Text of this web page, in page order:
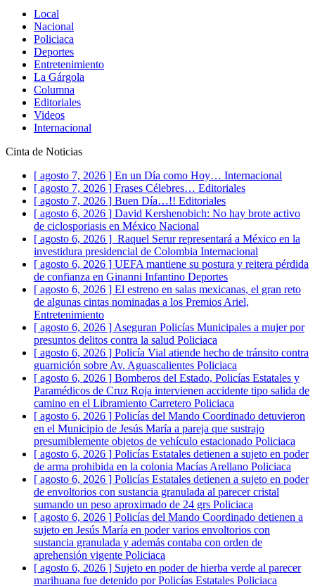
Local
Nacional
Policiaca
Deportes
Entretenimiento
La Gárgola
Columna
Editoriales
Videos
Internacional
Cinta de Noticias
[ agosto 7, 2026 ] En un Día como Hoy… Internacional
[ agosto 7, 2026 ] Frases Célebres… Editoriales
[ agosto 7, 2026 ] Buen Día…!! Editoriales
[ agosto 6, 2026 ] David Kershenobich: No hay brote activo
de ciclosporiasis en México Nacional
[ agosto 6, 2026 ] Raquel Serur representará a México en la
investidura presidencial de Colombia Internacional
[ agosto 6, 2026 ] UEFA mantiene su postura y reitera pérdida
de confianza en Ginanni Infantino Deportes
[ agosto 6, 2026 ] El estreno en salas mexicanas, el gran reto
de algunas cintas nominadas a los Premios Ariel,
Entretenimiento
[ agosto 6, 2026 ] Aseguran Policías Municipales a mujer por
presuntos delitos contra la salud Policiaca
[ agosto 6, 2026 ] Policía Vial atiende hecho de tránsito contra
guarnición sobre Av. Aguascalientes Policiaca
[ agosto 6, 2026 ] Bomberos del Estado, Policías Estatales y
Paramédicos de Cruz Roja intervienen accidente tipo salida de
camino en el Libramiento Carretero Policiaca
[ agosto 6, 2026 ] Policías del Mando Coordinado detuvieron
en el Municipio de Jesús María a pareja que sustrajo
presumiblemente objetos de vehículo estacionado Policiaca
[ agosto 6, 2026 ] Policías Estatales detienen a sujeto en poder
de arma prohibida en la colonia Macías Arellano Policiaca
[ agosto 6, 2026 ] Policías Estatales detienen a sujeto en poder
de envoltorios con sustancia granulada al parecer cristal
sumando un peso aproximado de 24 grs Policiaca
[ agosto 6, 2026 ] Policías del Mando Coordinado detienen a
sujeto en Jesús María en poder varios envoltorios con
sustancia granulada y además contaba con orden de
aprehensión vigente Policiaca
[ agosto 6, 2026 ] Sujeto en poder de hierba verde al parecer
marihuana fue detenido por Policías Estatales Policiaca